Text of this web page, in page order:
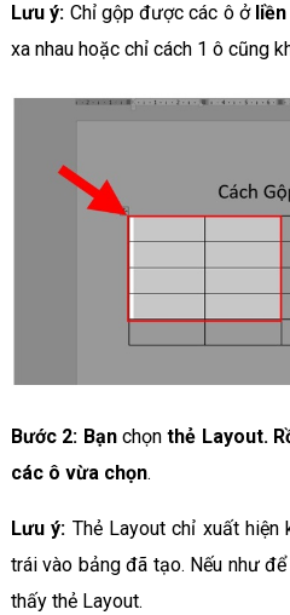
Lưu ý: Chỉ gộp được các ô ở
xa nhau hoặc chỉ cách 1 ô cũng
Bước 2: Bạnchọnthẻ Layout.
các ô vừa chọn.
Lưu ý: Thẻ Layout chỉ xuất hiện
trái vào bảng đã tạo. Nếu như
thấy thẻ Layout.